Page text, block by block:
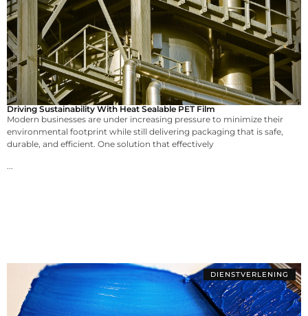
Driving Sustainability With Heat Sealable PET Film
Modern businesses are under increasing pressure to minimize their
environmental footprint while still delivering packaging that is safe,
durable, and efficient. One solution that effectively
...
DIENSTVERLENING